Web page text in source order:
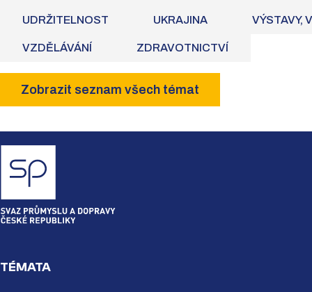
UDRŽITELNOST UKRAJINA VÝSTAVY,
VZDĚLÁVÁNÍ ZDRAVOTNICTVÍ
Zobrazit seznam všech témat
TÉMATA